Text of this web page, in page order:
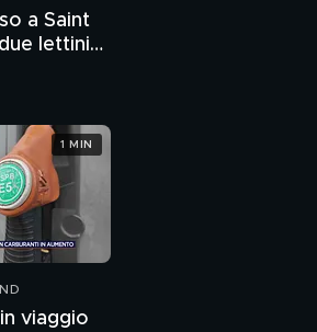
a Saint
lettini
al
viaggio
1 MIN